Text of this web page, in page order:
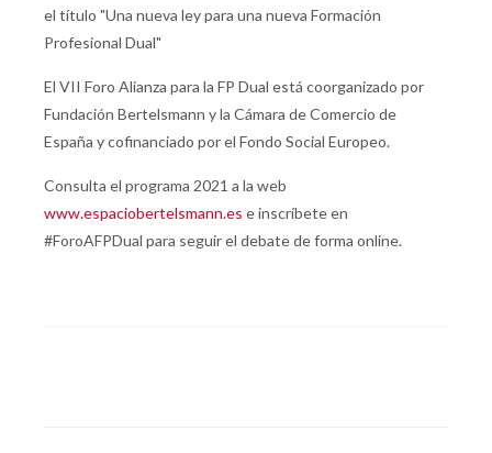
el título "Una nueva ley para una nueva Formación
Profesional Dual"
El VII Foro Alianza para la FP Dual está coorganizado por
Fundación Bertelsmann y la Cámara de Comercio de
España y cofinanciado por el Fondo Social Europeo.
Consulta el programa 2021 a la web
www.espaciobertelsmann.es e inscríbete en
#ForoAFPDual para seguir el debate de forma online.